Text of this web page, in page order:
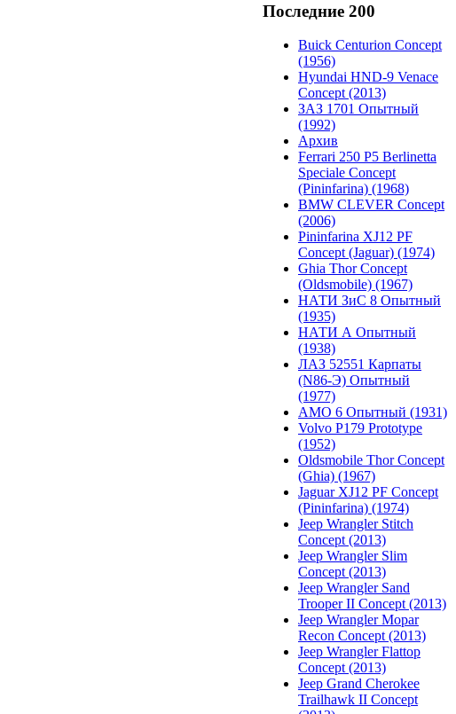
Последние 200
Buick Centurion Concept
(1956)
Hyundai HND-9 Venace
Concept (2013)
ЗАЗ 1701 Опытный
(1992)
Архив
Ferrari 250 P5 Berlinetta
Speciale Concept
(Pininfarina) (1968)
BMW CLEVER Concept
(2006)
Pininfarina XJ12 PF
Concept (Jaguar) (1974)
Ghia Thor Concept
(Oldsmobile) (1967)
НАТИ ЗиС 8 Опытный
(1935)
НАТИ А Опытный
(1938)
ЛАЗ 52551 Карпаты
(N86-Э) Опытный
(1977)
АМО 6 Опытный (1931)
Volvo P179 Prototype
(1952)
Oldsmobile Thor Concept
(Ghia) (1967)
Jaguar XJ12 PF Concept
(Pininfarina) (1974)
Jeep Wrangler Stitch
Concept (2013)
Jeep Wrangler Slim
Concept (2013)
Jeep Wrangler Sand
Trooper II Concept (2013)
Jeep Wrangler Mopar
Recon Concept (2013)
Jeep Wrangler Flattop
Concept (2013)
Jeep Grand Cherokee
Trailhawk II Concept